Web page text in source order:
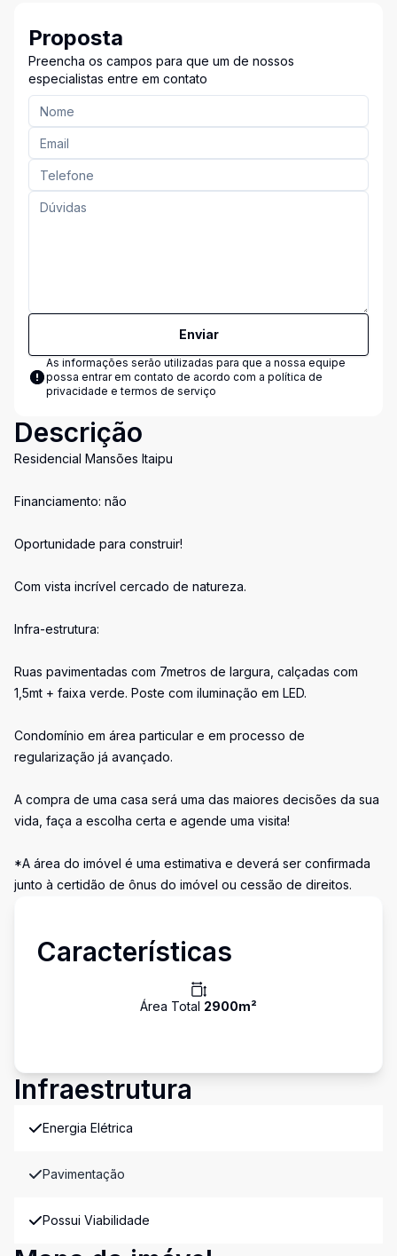
Proposta
Preencha os campos para que um de nossos
especialistas entre em contato
Enviar
As informações serão utilizadas para que a nossa equipe
possa entrar em contato de acordo com a política de
privacidade e termos de serviço
Descrição
Residencial Mansões Itaipu
Financiamento: não
Oportunidade para construir!
Com vista incrível cercado de natureza.
Infra-estrutura:
Ruas pavimentadas com 7metros de largura, calçadas com
1,5mt + faixa verde. Poste com iluminação em LED.
Condomínio em área particular e em processo de
regularização já avançado.
A compra de uma casa será uma das maiores decisões da sua
vida, faça a escolha certa e agende uma visita!
*A área do imóvel é uma estimativa e deverá ser confirmada
junto à certidão de ônus do imóvel ou cessão de direitos.
Características
Área Total 2900m²
Infraestrutura
Energia Elétrica
Pavimentação
Possui Viabilidade